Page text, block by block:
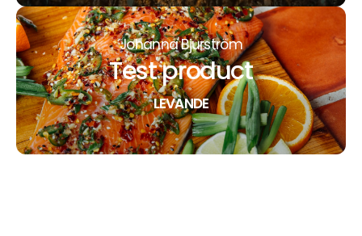
Johanna Bjurström
Test product
LEVANDE